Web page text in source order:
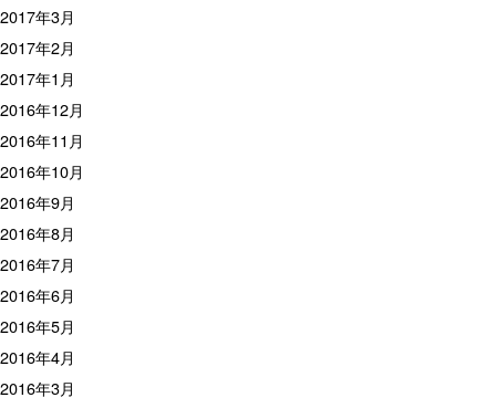
2017年3月
2017年2月
2017年1月
2016年12月
2016年11月
2016年10月
2016年9月
2016年8月
2016年7月
2016年6月
2016年5月
2016年4月
2016年3月